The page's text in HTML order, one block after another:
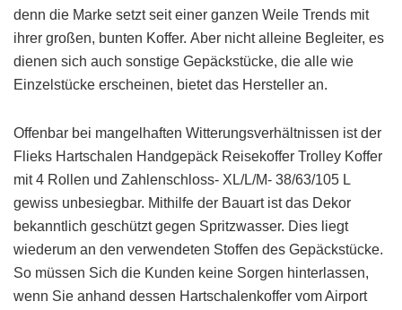
denn die Marke setzt seit einer ganzen Weile Trends mit
ihrer großen, bunten Koffer. Aber nicht alleine Begleiter, es
dienen sich auch sonstige Gepäckstücke, die alle wie
Einzelstücke erscheinen, bietet das Hersteller an.
Offenbar bei mangelhaften Witterungsverhältnissen ist der
Flieks Hartschalen Handgepäck Reisekoffer Trolley Koffer
mit 4 Rollen und Zahlenschloss- XL/L/M- 38/63/105 L
gewiss unbesiegbar. Mithilfe der Bauart ist das Dekor
bekanntlich geschützt gegen Spritzwasser. Dies liegt
wiederum an den verwendeten Stoffen des Gepäckstücke.
So müssen Sich die Kunden keine Sorgen hinterlassen,
wenn Sie anhand dessen Hartschalenkoffer vom Airport